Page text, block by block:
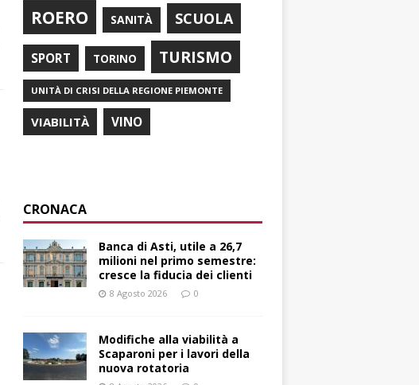
ROERO SANITÀ SCUOLA
SPORT TORINO TURISMO
UNITÀ DI CRISI DELLA REGIONE PIEMONTE
VIABILITÀ VINO
CRONACA
Banca di Asti, utile a 26,7
milioni nel primo semestre:
cresce la fiducia dei clienti
8 Agosto 2026 0
Modifiche alla viabilità a
Scaparoni per i lavori della
nuova rotatoria